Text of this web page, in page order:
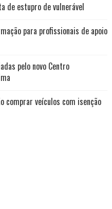
de estupro de vulnerável
para profissionais de apoio
pelo novo Centro
comprar veículos com isenção